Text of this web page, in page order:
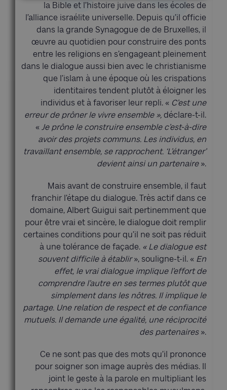
la Bible et l’histoire juive dans les écoles de
l’alliance israélite universelle. Depuis qu’il officie
dans la grande Synagogue de de Bruxelles, il
œuvre au quotidien pour construire des ponts
entre les religions en s’engageant pleinement
dans le dialogue aussi bien avec le christianisme
que l’islam à une époque où les crispations
identitaires tendent plutôt à éloigner les
individus et à favoriser leur repli. « C’est une
erreur de prôner le vivre ensemble », déclare-t-il.
« Je prône le construire ensemble c’est-à-dire
avoir des projets communs. Les individus, en
travaillant ensemble, se rapprochent. ‘L’étranger’
devient ainsi un partenaire».
Mais avant de construire ensemble, il faut
franchir l’étape du dialogue. Très actif dans ce
domaine, Albert Guigui sait pertinemment que
pour être vrai et sincère, le dialogue doit remplir
certaines conditions pour qu’il ne soit pas réduit
à une tolérance de façade. « Le dialogue est
souvent difficile à établir», souligne-t-il. « En
effet, le vrai dialogue implique l’effort de
comprendre l’autre en ses termes plutôt que
simplement dans les nôtres. Il implique le
partage. Une relation de respect et de confiance
mutuels. Il demande une égalité, une réciprocité
des partenaires».
Ce ne sont pas que des mots qu’il prononce
pour soigner son image auprès des médias. Il
joint le geste à la parole en multipliant les